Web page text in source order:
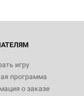
игру
программа
о заказе